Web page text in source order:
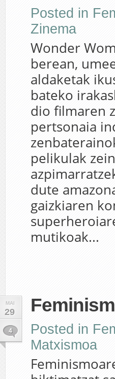
Posted in
Zinema
Wonder
berean,
aldaketak
bateko
dio filmaren
pertsonaia
pelikulak
dute
gaizkiaren
mutikoak...
MAI
29
4 Posted in
Matxismoa